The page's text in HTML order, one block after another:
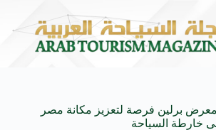
معادلة التنمية والسياحة: كيف
معرض برلين فرصة لتعزيز مكانة مصر
خارطة السياحة